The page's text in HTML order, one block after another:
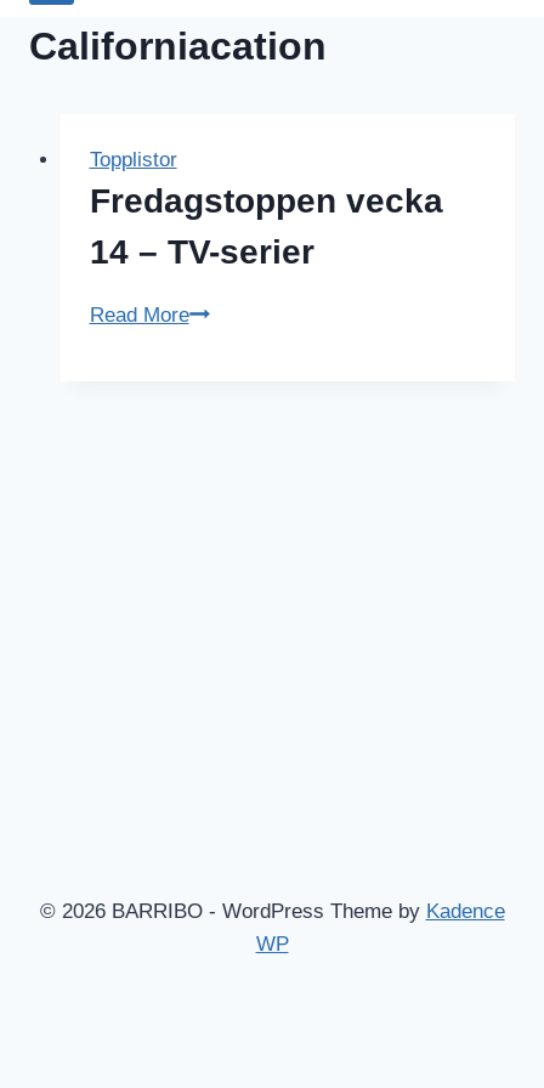
Californiacation
Topplistor
Fredagstoppen vecka
14 – TV-serier
Read MoreFredagstoppen
© 2026 BARRIBO - WordPress Theme by Kadence
WP